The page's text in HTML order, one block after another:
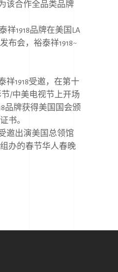
该合作全品类品牌
祥1918品牌在美国LA
布会，裕泰祥1918~
祥1918受邀，在第十
节/中美电视节上开场
品牌获得美国国会颁
书。
邀出演美国总领馆
办的春节华人春晚